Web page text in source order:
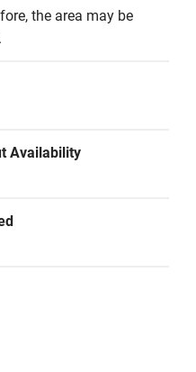
the area may be
Availability